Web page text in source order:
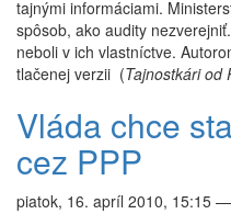
tajnými informáciami.
spôsob, ako audity
neboli v ich vlastníctve.
tlačenej verzii (Tajnostkári od
Vláda chce
cez PPP
piatok, 16. apríl 2010, 15:15 —